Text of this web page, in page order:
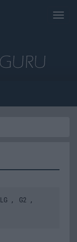
Toggle
LG , G2 ,